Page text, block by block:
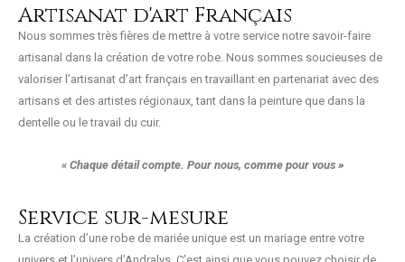
Artisanat d'art Français
Nous sommes très fières de mettre à votre service notre savoir-faire
artisanal dans la création de votre robe. Nous sommes soucieuses de
valoriser l’artisanat d’art français en travaillant en partenariat avec des
artisans et des artistes régionaux, tant dans la peinture que dans la
dentelle ou le travail du cuir.
« Chaque détail compte. Pour nous, comme pour vous »
Service sur-mesure
La création d’une robe de mariée unique est un mariage entre votre